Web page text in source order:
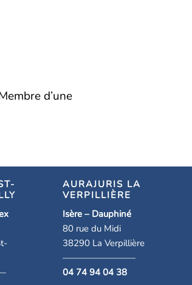
d’une
AURAJURIS LA
VERPILLIÈRE
Isère – Dauphiné
80 rue du Midi
38290 La Verpillière
————————
04 74 94 04 38